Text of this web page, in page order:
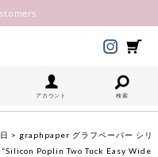
アカウント 検索
> graphpaper グラフペーパー シリ
“Silicon Poplin Two Tuck Easy Wide